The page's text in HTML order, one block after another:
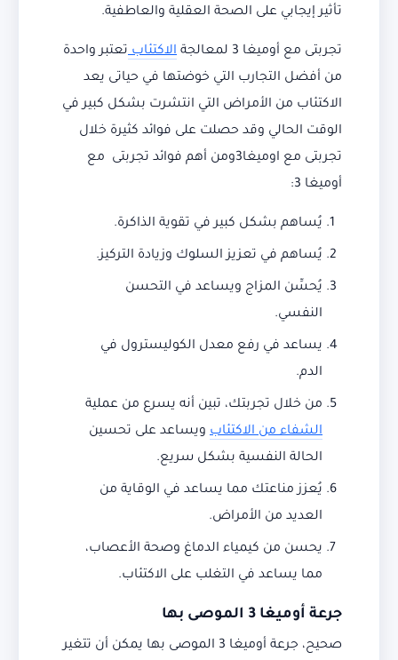
تأثير إيجابي على الصحة العقلية والعاطفية.
تجربتى مع أوميغا 3 لمعالجة الاكتئابتعتبر واحدة
من أفضل التجارب التي خوضتها في حياتى يعد
الاكتئاب من الأمراض التي انتشرت بشكل كبير في
الوقت الحالي وقد حصلت على فوائد كثيرة خلال
تجربتى مع اوميغا3ومن أهم فوائد تجربتى مع
أوميغا 3:
يُساهم بشكل كبير في تقوية الذاكرة.
يُساهم في تعزيز السلوك وزيادة التركيز.
يُحسِّن المزاج ويساعد في التحسن
النفسي.
يساعد في رفع معدل الكوليسترول في
الدم.
من خلال تجربتك، تبين أنه يسرع من عملية
الشفاء من الاكتئاب ويساعد على تحسين
الحالة النفسية بشكل سريع.
يُعزز مناعتك مما يساعد في الوقاية من
العديد من الأمراض.
يحسن من كيمياء الدماغ وصحة الأعصاب،
مما يساعد في التغلب على الاكتئاب.
جرعة أوميغا 3 الموصى بها
صحيح، جرعة أوميغا 3 الموصى بها يمكن أن تتغير